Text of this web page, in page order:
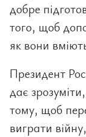
добре
того, щоб
як вони
Президент
дає
тому, щоб
виграти